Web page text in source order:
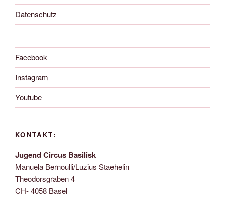
Datenschutz
Facebook
Instagram
Youtube
KONTAKT:
Jugend Circus Basilisk
Manuela Bernoulli/Luzius Staehelin
Theodorsgraben 4
CH- 4058 Basel